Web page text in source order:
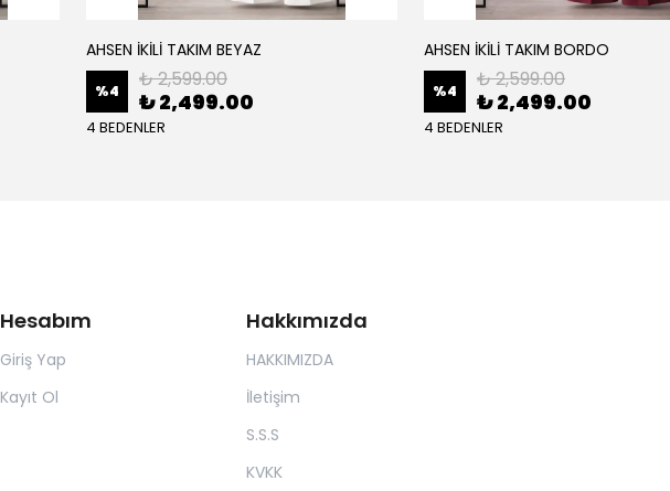
AHSEN İKİLİ TAKIM BEYAZ
%4 ₺ 2,599.00
₺ 2,499.00
4 BEDENLER
AHSEN İKİLİ TAKIM BORDO
%4 ₺ 2,599.00
₺ 2,499.00
4 BEDENLER
Hesabım
Giriş Yap
Kayıt Ol
Hakkımızda
HAKKIMIZDA
İletişim
S.S.S
KVKK